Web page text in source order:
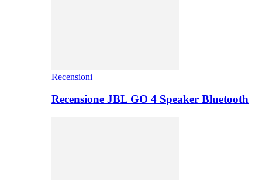
Recensioni
Recensione JBL GO 4 Speaker Bluetooth